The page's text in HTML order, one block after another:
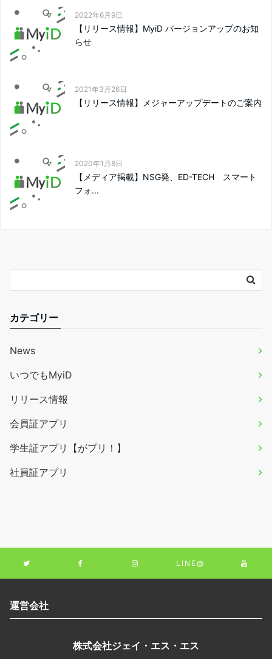
2022年6月9日
【リリース情報】MyiD バージョンアップのお知
らせ
2021年3月26日
【リリース情報】メジャーアップデートのご案内
2020年1月8日
【メディア掲載】NSG発、ED-TECH スマート
フォ...
カテゴリー
News
いつでもMyiD
リリース情報
会員証アプリ
学生証アプリ【がプリ！】
社員証アプリ
LINE@
運営会社
株式会社ジェイ・エス・エス